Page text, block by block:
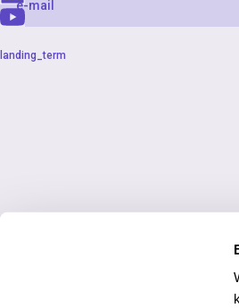
landing_term